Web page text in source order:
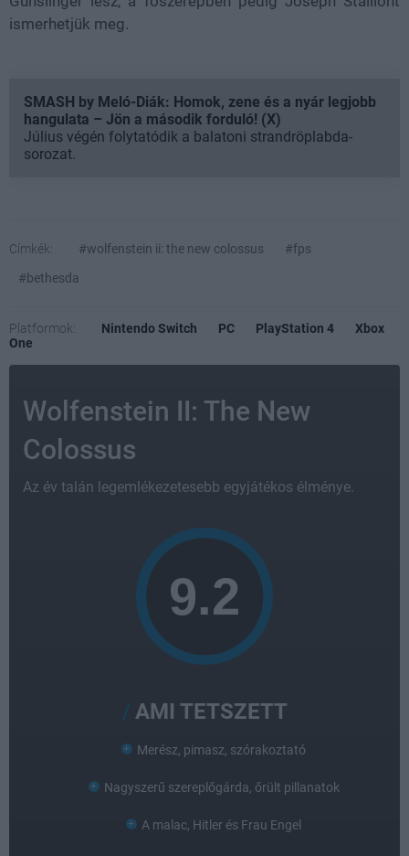
ismerhetjük meg.
SMASH by Meló-Diák: Homok, zene és a nyár legjobb
hangulata – Jön a második forduló! (X)
Július végén folytatódik a balatoni strandröplabda-
sorozat.
Címkék: #wolfenstein ii: the new colossus
#fps
#bethesda
Platformok: Nintendo Switch PC PlayStation 4
Xbox
One
Wolfenstein II: The New
Colossus
Az év talán legemlékezetesebb egyjátékos élménye.
AMI TETSZETT
Merész, pimasz, szórakoztató
Nagyszerű szereplőgárda, őrült pillanatok
A malac, Hitler és Frau Engel